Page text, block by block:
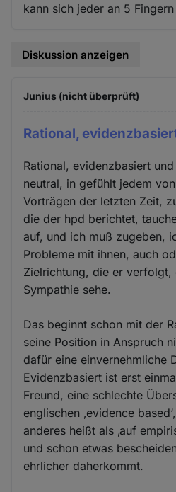
kann sich jeder an 5
Diskussion anzeigen
Junius (nicht überprüft)
Rational,
Rational, evidenzbasiert
neutral, in gefühlt jedem
Vorträgen der letzten Zeit,
die der hpd berichtet,
auf, und ich muß zugeben,
Probleme mit ihnen, auch
Zielrichtung, die er verfolgt,
Sympathie sehe.
Das beginnt schon mit der
seine Position in Anspruch
dafür eine einvernehmliche
Evidenzbasiert ist erst
Freund, eine schlechte
englischen ‚evidence
anderes heißt als ‚auf
und schon etwas
ehrlicher daherkommt.